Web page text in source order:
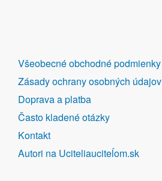
DALŠÍ
ODKAZY
Všeobecné obchodné podmienky
Zásady ochrany osobných údajov
Doprava a platba
Často kladené otázky
Kontakt
Autori na Uciteliauciteĺom.sk